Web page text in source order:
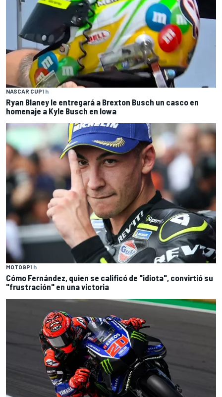
NASCAR CUP1 h
Ryan Blaney le entregará a Brexton Busch un casco en
homenaje a Kyle Busch en Iowa
MOTOGP1 h
Cómo Fernández, quien se calificó de "idiota", convirtió su
"frustración" en una victoria